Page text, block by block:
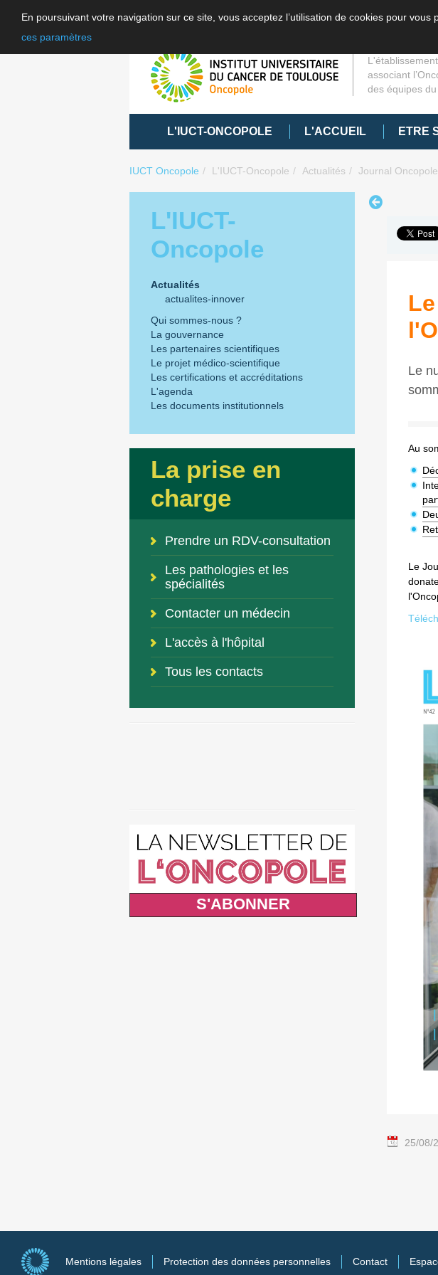
En poursuivant votre navigation sur ce site, vous acceptez l’utilisation de cookies pour
ces paramètres
associant
des équipes
L'IUCT-ONCOPOLE L'ACCUEIL ETRE
IUCT Oncopole L'IUCT-Oncopole Actualités Journal
L'IUCT-
Oncopole
Actualités
actualites-innover
Qui sommes-nous ?
La gouvernance
Les partenaires scientifiques
Le projet médico-scientifique
Les certifications et accréditations
L'agenda
Les documents institutionnels
La prise en
charge
Prendre un RDV-consultation
Les pathologies et les
spécialités
Contacter un médecin
L'accès à l'hôpital
Tous les contacts
S'ABONNER
Le
Au
Le
25/08/
Mentions légales Protection des données personnelles Contact